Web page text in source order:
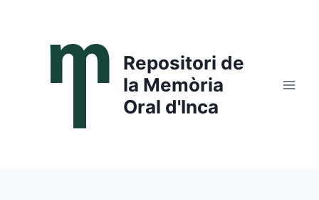
contenido
Repositori de
la Memòria
Oral d'Inca